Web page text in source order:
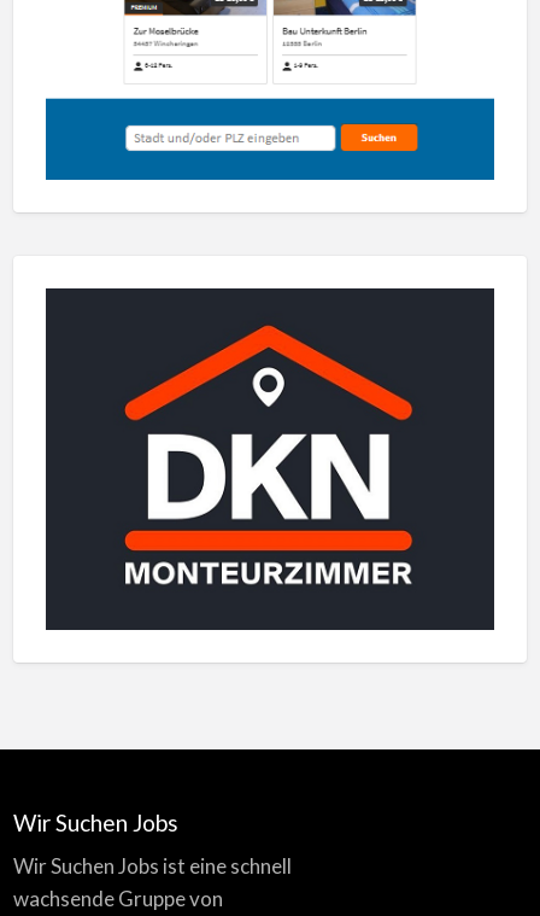
Wir Suchen Jobs
Wir Suchen Jobs ist eine schnell
wachsende Gruppe von